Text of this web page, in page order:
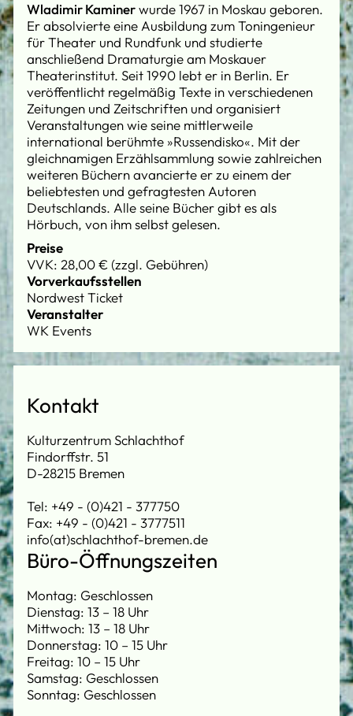
Wladimir Kaminerwurde 1967 in Moskau geboren.
Er absolvierte eine Ausbildung zum Toningenieur
für Theater und Rundfunk und studierte
anschließend Dramaturgie am Moskauer
Theaterinstitut. Seit 1990 lebt er in Berlin. Er
veröffentlicht regelmäßig Texte in verschiedenen
Zeitungen und Zeitschriften und organisiert
Veranstaltungen wie seine mittlerweile
international berühmte »Russendisko«. Mit der
gleichnamigen Erzählsammlung sowie zahlreichen
weiteren Büchern avancierte er zu einem der
beliebtesten und gefragtesten Autoren
Deutschlands. Alle seine Bücher gibt es als
Hörbuch, von ihm selbst gelesen.
Preise
VVK: 28,00 € (zzgl. Gebühren)
Vorverkaufsstellen
Nordwest Ticket
Veranstalter
WK Events
Kontakt
Kulturzentrum Schlachthof
Findorffstr. 51
D-28215 Bremen
Tel: +49 - (0)421 - 377750
Fax: +49 - (0)421 - 3777511
info(at)schlachthof-bremen.de
Büro-Öffnungszeiten
Montag: Geschlossen
Dienstag: 13 – 18 Uhr
Mittwoch: 13 – 18 Uhr
Donnerstag: 10 – 15 Uhr
Freitag: 10 – 15 Uhr
Samstag: Geschlossen
Sonntag: Geschlossen